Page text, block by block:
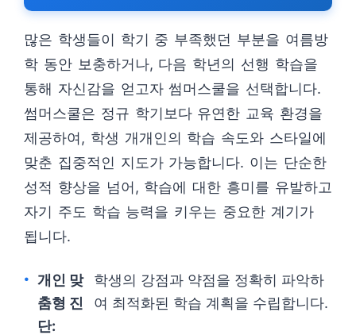
많은 학생들이 학기 중 부족했던 부분을 여름방
학 동안 보충하거나, 다음 학년의 선행 학습을
통해 자신감을 얻고자 썸머스쿨을 선택합니다.
썸머스쿨은 정규 학기보다 유연한 교육 환경을
제공하여, 학생 개개인의 학습 속도와 스타일에
맞춘 집중적인 지도가 가능합니다. 이는 단순한
성적 향상을 넘어, 학습에 대한 흥미를 유발하고
자기 주도 학습 능력을 키우는 중요한 계기가
됩니다.
개인 맞
춤형 진
단:
학생의 강점과 약점을 정확히 파악하
여 최적화된 학습 계획을 수립합니다.